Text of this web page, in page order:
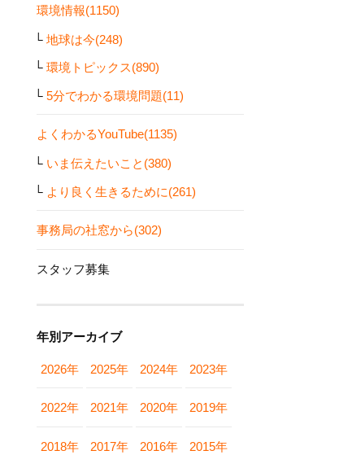
環境情報(1150)
地球は今(248)
環境トピックス(890)
5分でわかる環境問題(11)
よくわかるYouTube(1135)
いま伝えたいこと(380)
より良く生きるために(261)
事務局の社窓から(302)
スタッフ募集
年別アーカイブ
2026年 2025年 2024年 2023年
2022年 2021年 2020年 2019年
2018年 2017年 2016年 2015年